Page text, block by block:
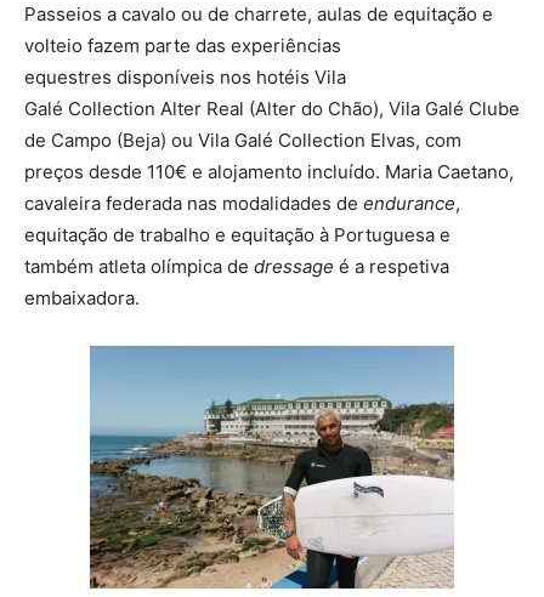
Passeios a cavalo ou de charrete, aulas de equitação e
volteio fazem parte das experiências
equestres disponíveis nos hotéis Vila
Galé Collection Alter Real (Alter do Chão), Vila Galé Clube
de Campo (Beja) ou Vila Galé Collection Elvas, com
preços desde 110€ e alojamento incluído. Maria Caetano,
cavaleira federada nas modalidades de endurance,
equitação de trabalho e equitação à Portuguesa e
também atleta olímpica de dressage é a respetiva
embaixadora.